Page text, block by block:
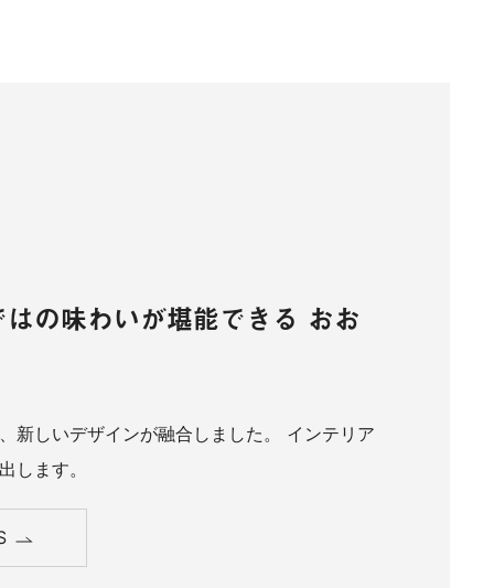
の味わいが堪能できる おお
新しいデザインが融合しました。 インテリア
します。